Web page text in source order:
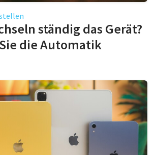
ständig das Gerät?
die Automatik